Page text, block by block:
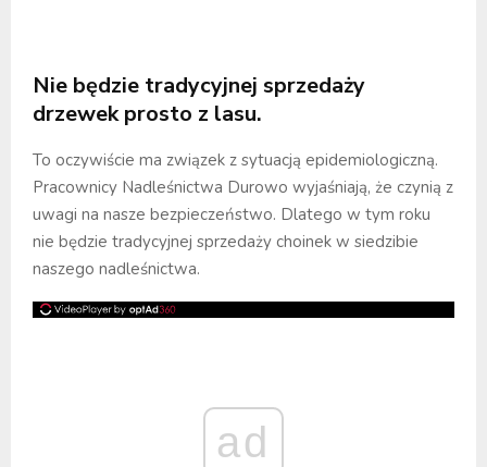
Nie będzie tradycyjnej sprzedaży
drzewek prosto z lasu.
To oczywiście ma związek z sytuacją epidemiologiczną.
Pracownicy Nadleśnictwa Durowo wyjaśniają, że czynią z
uwagi na nasze bezpieczeństwo. Dlatego w tym roku
nie będzie tradycyjnej sprzedaży choinek w siedzibie
naszego nadleśnictwa.
ad